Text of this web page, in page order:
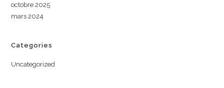
octobre 2025
mars 2024
Categories
Uncategorized